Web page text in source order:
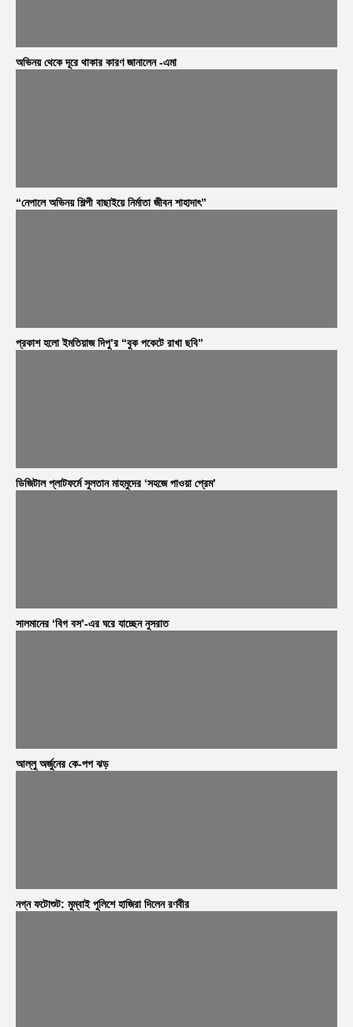
অভিনয় থেকে দূরে থাকার কারণ জানালেন -এমা
“নেপালে অভিনয় শিল্পী বাছাইয়ে নির্মাতা জীবন শাহাদাৎ”
প্রকাশ হলো ইমতিয়াজ দিপু’র “বুক পকেটে রাখা ছবি”
ডিজিটাল প্লাটফর্মে সুলতান মাহমুদের ‘সহজে পাওয়া প্রেম’
সালমানের ‘বিগ বস’-এর ঘরে যাচ্ছেন নুসরাত
আল্লু অর্জুনের কে-পপ ঝড়
নগ্ন ফটোশুট: মুম্বাই পুলিশে হাজিরা দিলেন রণবীর